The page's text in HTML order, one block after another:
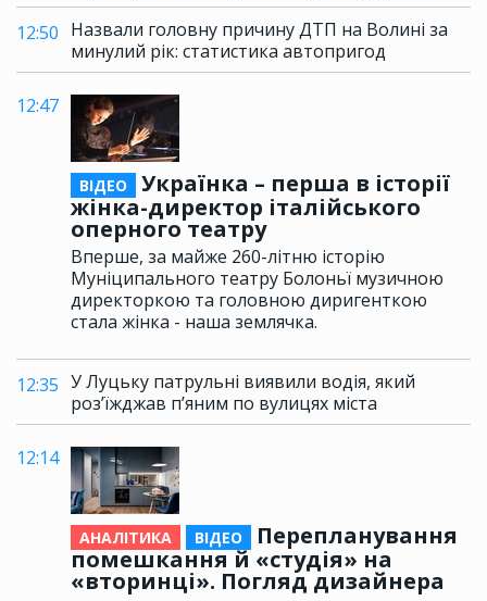
12:50 Назвали головну причину ДТП на Волині за
минулий рік: статистика автопригод
12:47
ВІДЕО
Українка – перша в історії
жінка-директор італійського
оперного театру
Вперше, за майже 260-літню історію
Муніципального театру Болоньї музичною
директоркою та головною диригенткою
стала жінка - наша землячка.
12:35 У Луцьку патрульні виявили водія, який
роз’їжджав п’яним по вулицях міста
12:14
АНАЛІТИКА ВІДЕО
Перепланування
помешкання й «студія» на
«вторинці». Погляд дизайнера